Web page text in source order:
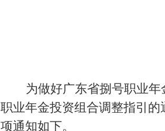
为做好广东省捌号职业年
职业年金投资组合调整指引的
项通知如下。